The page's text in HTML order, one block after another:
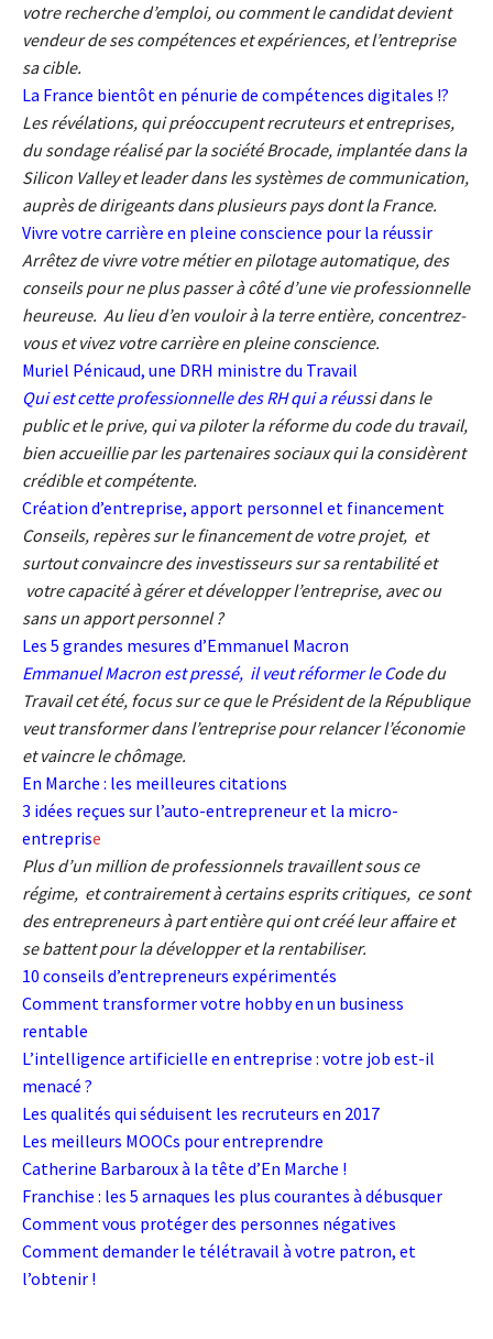
votre recherche d’emploi, ou comment le candidat devient
vendeur de ses compétences et expériences, et l’entreprise
sa cible.
La France bientôt en pénurie de compétences digitales !?
Les révélations, qui préoccupent recruteurs et entreprises,
du sondage réalisé par la société Brocade, implantée dans la
Silicon Valley et leader dans les systèmes de communication,
auprès de dirigeants dans plusieurs pays dont la France.
Vivre votre carrière en pleine conscience pour la réussir
Arrêtez de vivre votre métier en pilotage automatique, des
conseils pour ne plus passer à côté d’une vie professionnelle
heureuse. Au lieu d’en vouloir à la terre entière, concentrez-
vous et vivez votre carrière en pleine conscience.
Muriel Pénicaud, une DRH ministre du Travail
Qui est cette professionnelle des RH qui a réussi dans le
public et le prive, qui va piloter la réforme du code du travail,
bien accueillie par les partenaires sociaux qui la considèrent
crédible et compétente.
Création d’entreprise, apport personnel et financement
Conseils, repères sur le financement de votre projet, et
surtout convaincre des investisseurs sur sa rentabilité et
votre capacité à gérer et développer l’entreprise, avec ou
sans un apport personnel ?
Les 5 grandes mesures d’Emmanuel Macron
Emmanuel Macron est pressé, il veut réformer le Code du
Travail cet été, focus sur ce que le Président de la République
veut transformer dans l’entreprise pour relancer l’économie
et vaincre le chômage.
En Marche : les meilleures citations
3 idées reçues sur l’auto-entrepreneur et la micro-
entreprise
Plus d’un million de professionnels travaillent sous ce
régime, et contrairement à certains esprits critiques, ce sont
des entrepreneurs à part entière qui ont créé leur affaire et
se battent pour la développer et la rentabiliser.
10 conseils d’entrepreneurs expérimentés
Comment transformer votre hobby en un business
rentable
L’intelligence artificielle en entreprise : votre job est-il
menacé ?
Les qualités qui séduisent les recruteurs en 2017
Les meilleurs MOOCs pour entreprendre
Catherine Barbaroux à la tête d’En Marche !
Franchise : les 5 arnaques les plus courantes à débusquer
Comment vous protéger des personnes négatives
Comment demander le télétravail à votre patron, et
l’obtenir !